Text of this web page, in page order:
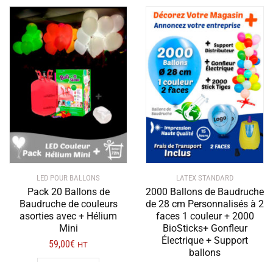
LED POUR BALLONS
Pack 20 Ballons de
Baudruche de couleurs
asorties avec + Hélium
Mini
59,00€ HT
LATEX STANDARD
2000 Ballons de Baudruche
de 28 cm Personnalisés à 2
faces 1 couleur + 2000
BioSticks+ Gonfleur
Électrique + Support
ballons